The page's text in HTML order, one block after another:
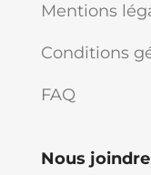
Mentions
Conditions
FAQ
Nous